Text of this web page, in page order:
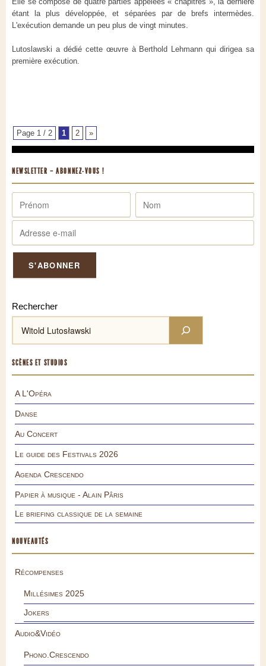
étant la plus développée, et séparées par de brefs intermèdes.
L'exécution demande un peu plus de vingt minutes.
Lutoslawski a dédié cette œuvre à Berthold Lehmann qui dirigea sa
première exécution.
Page 1 / 2 1 2 »
NEWSLETTER – ABONNEZ-VOUS !
Rechercher
SCÈNES ET STUDIOS
A L'Opéra
Danse
Au Concert
Le guide des Festivals 2026
Agenda Crescendo
Papier à musique - Alain Pâris
Le briefing classique de la semaine
NOUVEAUTÉS
Récompenses
Millésimes 2025
Jokers
Audio&Vidéo
Phono.Crescendo